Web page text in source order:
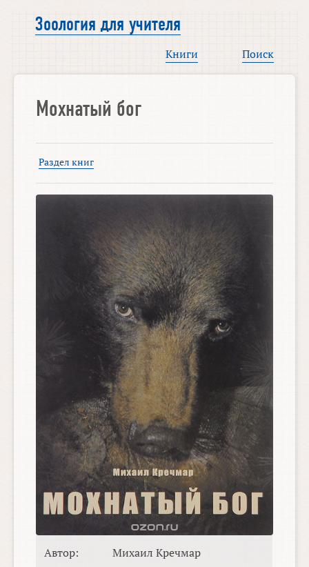
Зоология для учителя
Книги Поиск
Мохнатый бог
Раздел книг
Автор: Михаил Кречмар